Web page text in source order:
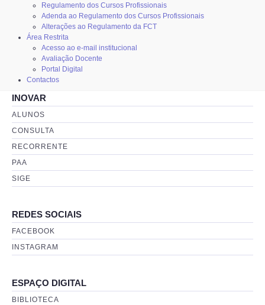
Regulamento dos Cursos Profissionais
Adenda ao Regulamento dos Cursos Profissionais
Alterações ao Regulamento da FCT
Área Restrita
Acesso ao e-mail institucional
Avaliação Docente
Portal Digital
Contactos
INOVAR
ALUNOS
CONSULTA
RECORRENTE
PAA
SIGE
REDES SOCIAIS
FACEBOOK
INSTAGRAM
ESPAÇO DIGITAL
BIBLIOTECA